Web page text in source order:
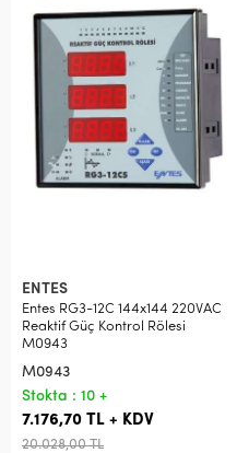
ENTES
Entes RG3-12C 144x144 220VAC
Reaktif Güç Kontrol Rölesi
M0943
M0943
Stokta : 10 +
7.176,70 TL + KDV
20.028,00 TL